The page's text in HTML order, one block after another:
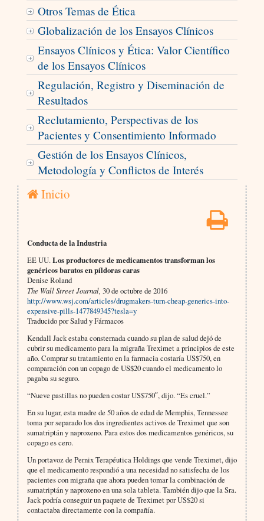
Otros Temas de Ética
Globalización de los Ensayos Clínicos
Ensayos Clínicos y Ética: Valor Científico
de los Ensayos Clínicos
Regulación, Registro y Diseminación de
Resultados
Reclutamiento, Perspectivas de los
Pacientes y Consentimiento Informado
Gestión de los Ensayos Clínicos,
Metodología y Conflictos de Interés
Inicio
Conducta de la Industria
EE UU.Los productores de medicamentos transforman los
genéricos baratos en píldoras caras
Denise Roland
The Wall Street Journal, 30 de octubre de 2016
http://www.wsj.com/articles/drugmakers-turn-cheap-generics-into-
expensive-pills-1477849345?tesla=y
Traducido por Salud y Fármacos
Kendall Jack estaba consternada cuando su plan de salud dejó de
cubrir su medicamento para la migraña Treximet a principios de este
año. Comprar su tratamiento en la farmacia costaría US$750, en
comparación con un copago de US$20 cuando el medicamento lo
pagaba su seguro.
“Nueve pastillas no pueden costar US$750″, dijo. “Es cruel.”
En su lugar, esta madre de 50 años de edad de Memphis, Tennessee
toma por separado los dos ingredientes activos de Treximet que son
sumatriptán y naproxeno. Para estos dos medicamentos genéricos, su
copago es cero.
Un portavoz de Pernix Terapéutica Holdings que vende Treximet, dijo
que el medicamento respondió a una necesidad no satisfecha de los
pacientes con migraña que ahora pueden tomar la combinación de
sumatriptán y naproxeno en una sola tableta. También dijo que la Sra.
Jack podría conseguir un paquete de Treximet por US$20 si
contactaba directamente con la compañía.